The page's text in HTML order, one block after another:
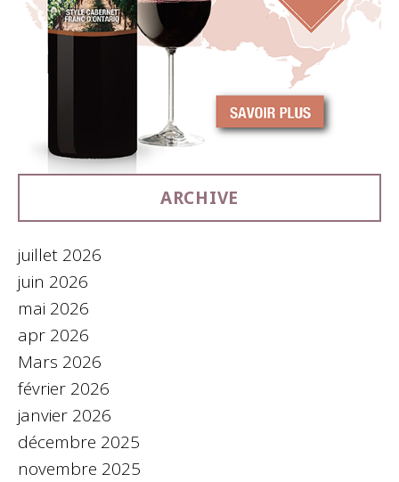
ARCHIVE
juillet 2026
juin 2026
mai 2026
apr 2026
Mars 2026
février 2026
janvier 2026
décembre 2025
novembre 2025